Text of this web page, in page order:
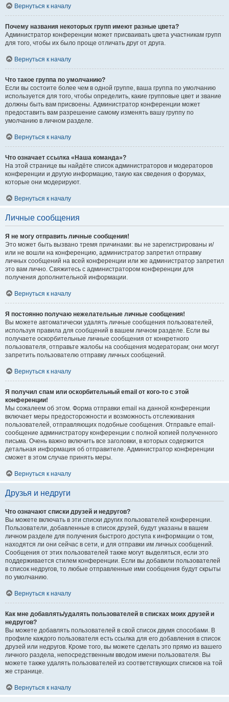
Вернуться к началу
Почему названия некоторых групп имеют разные цвета?
Администратор конференции может присваивать цвета участникам групп
для того, чтобы их было проще отличать друг от друга.
Вернуться к началу
Что такое группа по умолчанию?
Если вы состоите более чем в одной группе, ваша группа по умолчанию
используется для того, чтобы определить, какие групповые цвет и звание
должны быть вам присвоены. Администратор конференции может
предоставить вам разрешение самому изменять вашу группу по
умолчанию в личном разделе.
Вернуться к началу
Что означает ссылка «Наша команда»?
На этой странице вы найдёте список администраторов и модераторов
конференции и другую информацию, такую как сведения о форумах,
которые они модерируют.
Вернуться к началу
Личные сообщения
Я не могу отправить личные сообщения!
Это может быть вызвано тремя причинами: вы не зарегистрированы и/
или не вошли на конференцию, администратор запретил отправку
личных сообщений на всей конференции или же администратор запретил
это вам лично. Свяжитесь с администратором конференции для
получения дополнительной информации.
Вернуться к началу
Я постоянно получаю нежелательные личные сообщения!
Вы можете автоматически удалять личные сообщения пользователей,
используя правила для сообщений в вашем личном разделе. Если вы
получаете оскорбительные личные сообщения от конкретного
пользователя, отправьте жалобы на сообщения модераторам; они могут
запретить пользователю отправку личных сообщений.
Вернуться к началу
Я получил спам или оскорбительный email от кого-то с этой
конференции!
Мы сожалеем об этом. Форма отправки email на данной конференции
включает меры предосторожности и возможность отслеживания
пользователей, отправляющих подобные сообщения. Отправьте email-
сообщение администратору конференции с полной копией полученного
письма. Очень важно включить все заголовки, в которых содержится
детальная информация об отправителе. Администратор конференции
сможет в этом случае принять меры.
Вернуться к началу
Друзья и недруги
Что означают списки друзей и недругов?
Вы можете включать в эти списки других пользователей конференции.
Пользователи, добавленные в список друзей, будут указаны в вашем
личном разделе для получения быстрого доступа к информации о том,
находятся ли они сейчас в сети, и для отправки им личных сообщений.
Сообщения от этих пользователей также могут выделяться, если это
поддерживается стилем конференции. Если вы добавили пользователей
в список недругов, то любые отправленные ими сообщения будут скрыты
по умолчанию.
Вернуться к началу
Как мне добавлять/удалять пользователей в списках моих друзей и
недругов?
Вы можете добавлять пользователей в свой список двумя способами. В
профиле каждого пользователя есть ссылка для его добавления в список
друзей или недругов. Кроме того, вы можете сделать это прямо из вашего
личного раздела, непосредственным вводом имени пользователя. Вы
можете также удалять пользователей из соответствующих списков на той
же странице.
Вернуться к началу